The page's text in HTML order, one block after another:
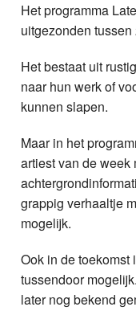
Foto's
Webcam
Info
Het programma
uitgezonden tussen
Het bestaat uit
naar hun werk of
kunnen slapen.
Maar in het
artiest van de week
grappig verhaaltje
mogelijk.
Ook in de toekomst
tussendoor
later nog bekend